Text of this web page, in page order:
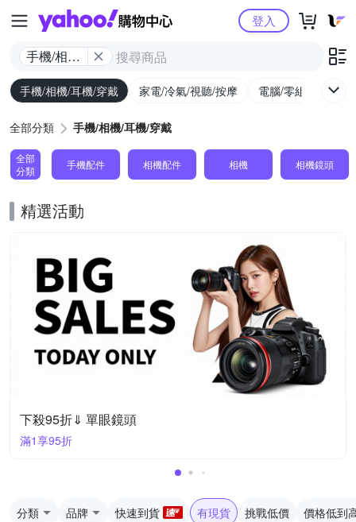
Yahoo購物中心
手機/相機/
耳機/穿戴
登入
手機/相機/耳機/穿戴 家電/冷氣/視聽/按摩 電腦/零組件/週邊/
全部分類 手機/相機/耳機/穿戴
全部
分類
手機配件 相機配件 相機 相機鏡頭
精選活動
下殺95折⇓ 單眼鏡頭
滿1享95折
分類 品牌 快速到貨 有現貨 挑戰低價 價格低到